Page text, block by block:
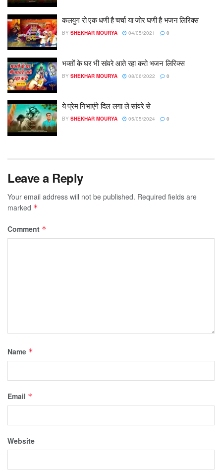
कलयुग रो एक धणी है चर्चा या जोर घणी है भजन लिरिक्स
BY SHEKHAR MOURYA 04/05/2021 0
भक्तों के घर भी सांवरे आते रहा करो भजन लिरिक्स
BY SHEKHAR MOURYA 08/06/2022 0
ये प्रेम निभाएंगे दिल लगा ले सांवरे से
BY SHEKHAR MOURYA 05/05/2024 0
Leave a Reply
Your email address will not be published. Required fields are
marked *
Comment *
Name *
Email *
Website